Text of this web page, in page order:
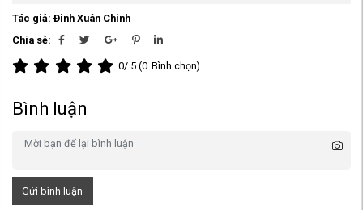
Tác giả: Đinh Xuân Chinh
Chia sẻ:
0/ 5 (0 Bình chọn)
Bình luận
Gửi bình luận